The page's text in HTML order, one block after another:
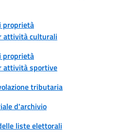
proprietà
attività culturali
proprietà
attività sportive
tributaria
d'archivio
liste elettorali